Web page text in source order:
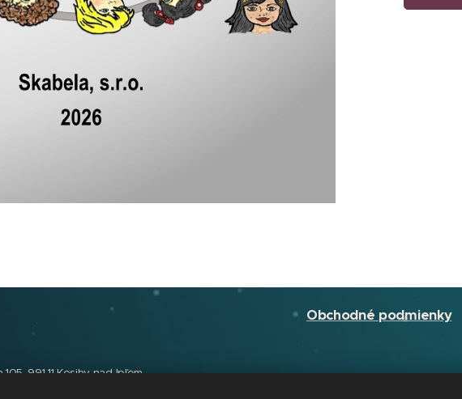
Obchodné podmienky
991 11 Kosihy nad Ipľom.